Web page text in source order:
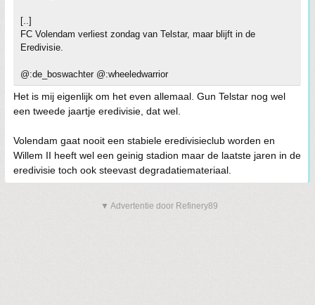
[..]
FC Volendam verliest zondag van Telstar, maar blijft in de
Eredivisie.
@:de_boswachter @:wheeledwarrior
Het is mij eigenlijk om het even allemaal. Gun Telstar nog wel
een tweede jaartje eredivisie, dat wel.
Volendam gaat nooit een stabiele eredivisieclub worden en
Willem II heeft wel een geinig stadion maar de laatste jaren in de
eredivisie toch ook steevast degradatiemateriaal.
▼ Advertentie door Refinery89